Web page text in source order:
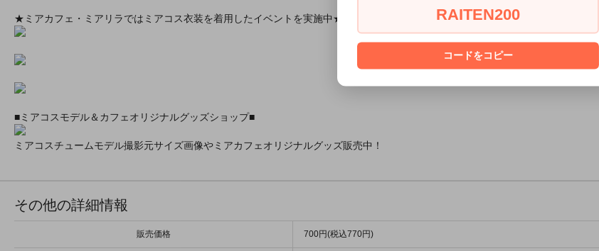
★ミアカフェ・ミアリラではミアコス衣装を着用したイベントを実施中★
■ミアコスモデル＆カフェオリジナルグッズショップ■
ミアコスチュームモデル撮影元サイズ画像やミアカフェオリジナルグッズ販売中！
その他の詳細情報
販売価格 700円(税込770円)
RAITEN200
コードをコピー